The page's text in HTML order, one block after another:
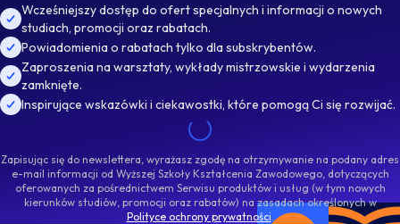
Wcześniejszy dostęp do ofert specjalnych i informacji o nowych
studiach, promocji oraz rabatach.
Powiadomienia o rabatach tylko dla subskrybentów.
Zaproszenia na warsztaty, wykłady mistrzowskie i wydarzenia
zamknięte.
Inspirujące wskazówki i ciekawostki, które pomogą Ci się rozwijać.
Zapisując się do newslettera, wyrażasz zgodę na otrzymywanie na podany adres
e-mail informacji od Wyższej Szkoły Kształcenia Zawodowego, dotyczących
oferowanych za pośrednictwem Serwisu produktów i usług (w tym nowych
kierunków studiów, promocji oraz rabatów) na zasadach określonych w
Polityce ochrony prywatności.